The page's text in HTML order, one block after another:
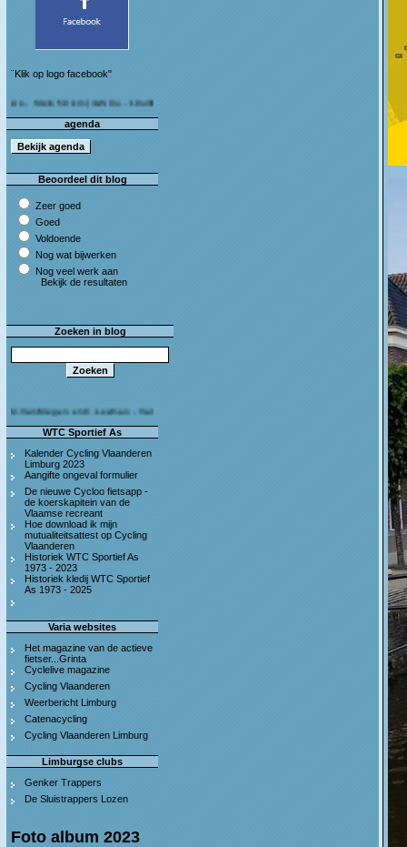
¨Klik op logo facebook"
50 km (I&S 9u - 10u30) Café Bij die van ons As
agenda
Beoordeel dit blog
Zeer goed
Goed
Voldoende
Nog wat bijwerken
Nog veel werk aan
Bekijk de resultaten
Zoeken in blog
en C.Leeman - Van harte proficiat!
WTC Sportief As
Kalender Cycling Vlaanderen
Limburg 2023
Aangifte ongeval formulier
De nieuwe Cycloo fietsapp -
de koerskapitein van de
Vlaamse recreant
Hoe download ik mijn
mutualiteitsattest op Cycling
Vlaanderen
Historiek WTC Sportief As
1973 - 2023
Historiek kledij WTC Sportief
As 1973 - 2025
Varia websites
Het magazine van de actieve
fietser...Grinta
Cyclelive magazine
Cycling Vlaanderen
Weerbericht Limburg
Catenacycling
Cycling Vlaanderen Limburg
Limburgse clubs
Genker Trappers
De Sluistrappers Lozen
Foto album 2023